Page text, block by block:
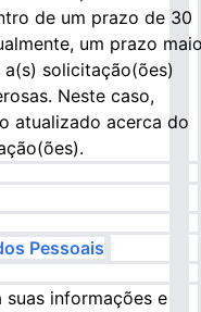
de um prazo de 30
um prazo
solicitação(ões)
Neste caso,
atualizado acerca do
Pessoais
suas informações e